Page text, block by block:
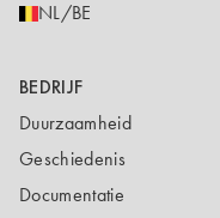
NL/BE
BEDRIJF
Duurzaamheid
Geschiedenis
Documentatie